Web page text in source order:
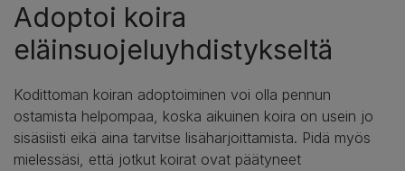
Adoptoi koira
eläinsuojeluyhdistykseltä
Kodittoman koiran adoptoiminen voi olla pennun
ostamista helpompaa, koska aikuinen koira on usein jo
sisäsiisti eikä aina tarvitse lisäharjoittamista. Pidä myös
mielessäsi, että jotkut koirat ovat päätyneet